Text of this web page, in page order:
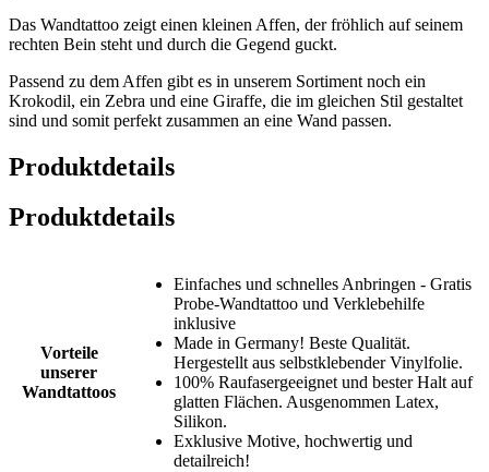
Das Wandtattoo zeigt einen kleinen Affen, der fröhlich auf seinem
rechten Bein steht und durch die Gegend guckt.
Passend zu dem Affen gibt es in unserem Sortiment noch ein
Krokodil, ein Zebra und eine Giraffe, die im gleichen Stil gestaltet
sind und somit perfekt zusammen an eine Wand passen.
Produktdetails
Produktdetails
Vorteile
unserer
Wandtattoos
Einfaches und schnelles Anbringen - Gratis
Probe-Wandtattoo und Verklebehilfe
inklusive
Made in Germany! Beste Qualität.
Hergestellt aus selbstklebender Vinylfolie.
100% Raufasergeeignet und bester Halt auf
glatten Flächen. Ausgenommen Latex,
Silikon.
Exklusive Motive, hochwertig und
detailreich!